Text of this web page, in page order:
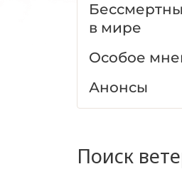
в мире
Особое
Анонсы
Поиск